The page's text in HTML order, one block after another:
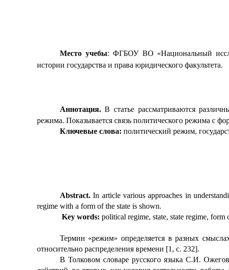
Место учебы: ФГБОУ ВО «Национальный
истории государства и права юридического факультета.
Аннотация. В статье рассматриваются
режима. Показывается связь политического режима с
Ключевые слова: политический режим,
Abstract. In article various approaches in
regime with a form of the state is shown.
Key words: political regime, state, state regime, form
Термин «режим» определяется в разных
относительно распределения времени [1, с. 232].
В Толковом словаре русского языка С.И.